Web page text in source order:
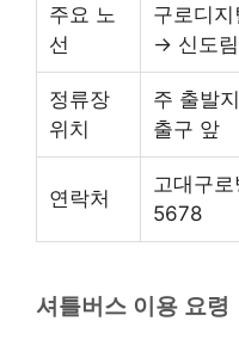
주요 노
선
구로디
→ 신도
정류장
위치
주 출발
출구 앞
연락처
고대구
5678
셔틀버스 이용 요령